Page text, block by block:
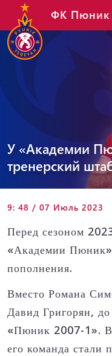
ФК Пюник
У «Академии
тренерский
9: 48 / 07 Июль 2023
Перед сезоном
«Академии
пополнения.
Вместо Романа
Давид Григорян,
«Пюник 2007-1». В
его команда стали